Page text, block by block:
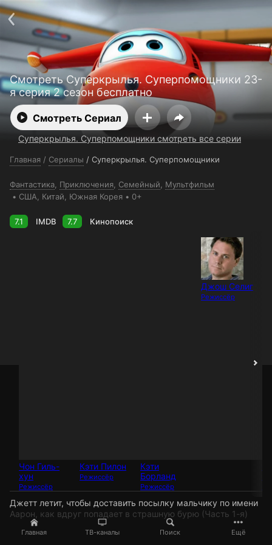
Главная ТВ-каналы Поиск Ещё
Смотреть Суперкрылья. Суперпомощники 23-
я серия 2 сезон бесплатно
Смотреть Сериал
Суперкрылья. Суперпомощники смотреть все серии
Главная / Сериалы / Суперкрылья. Суперпомощники
Фантастика Приключения Семейный
Мультфильм
США , Китай , Южная Корея 0+
7.1 IMDB 7.7 Кинопоиск
Чон Гиль-
хун
Режиссёр
Кэти Пилон
Режиссёр
Кэти
Борланд
Режиссёр
Джош Селиг
Режиссёр
Джетт летит, чтобы доставить посылку мальчику по имени
Аарон, как вдруг попадает в страшную бурю (Часть 1-я)
Поддержка: support@24h.tv
О сервисе
Пользовательское соглашение
Политика конфиденциальности
Для партнёров
Открыть приложение
Ввести промокод
Установить на ТВ
Бесплатные каналы Контакты